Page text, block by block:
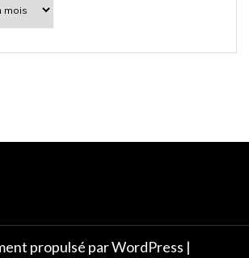
propulsé par WordPress |